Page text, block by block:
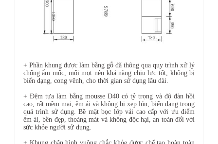
+ Phần khung được làm bằng gỗ đã thông qua quy trình xử lý
chống ẩm mốc, mối mọt nên khả năng chịu lực tốt, không bị
biến dạng, cong vênh, cho thời gian sử dụng lâu dài.
+ Đệm tựa làm bằng mousse D40 có tỷ trọng và độ đàn hồi
cao, rất mềm mại, êm ái và không bị xẹp lún, biến dạng trong
quá trình sử dụng. Bề mặt bọc lớp vải cao cấp với ưu điểm
êm ái, bền đẹp, thoáng mát và không độc hại, an toàn đối với
sức khỏe người sử dụng.